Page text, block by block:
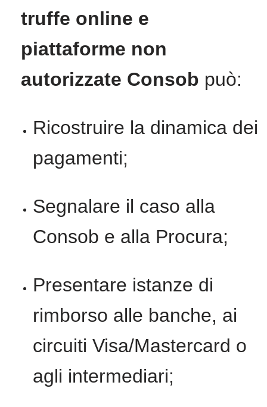
truffe online e
piattaforme non
autorizzate Consob può:
Ricostruire la dinamica dei
pagamenti;
Segnalare il caso alla
Consob e alla Procura;
Presentare istanze di
rimborso alle banche, ai
circuiti Visa/Mastercard o
agli intermediari;